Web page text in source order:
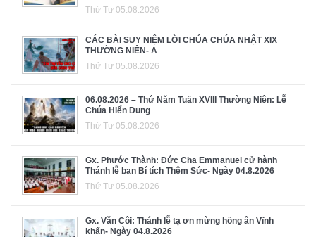
Thứ Tư 05.08.2026
CÁC BÀI SUY NIỆM LỜI CHÚA CHÚA NHẬT XIX
THƯỜNG NIÊN- A
Thứ Tư 05.08.2026
06.08.2026 – Thứ Năm Tuần XVIII Thường Niên: Lễ
Chúa Hiển Dung
Thứ Tư 05.08.2026
Gx. Phước Thành: Đức Cha Emmanuel cử hành
Thánh lễ ban Bí tích Thêm Sức- Ngày 04.8.2026
Thứ Tư 05.08.2026
Gx. Văn Côi: Thánh lễ tạ ơn mừng hồng ân Vĩnh
khấn- Ngày 04.8.2026